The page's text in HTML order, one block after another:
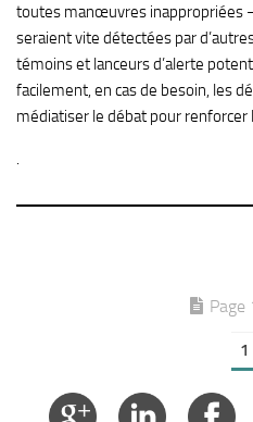
toutes manœuvres inappropriées
seraient vite détectées par
témoins et lanceurs d’alerte
facilement, en cas de besoin, les
médiatiser le débat pour renforcer
Page
1